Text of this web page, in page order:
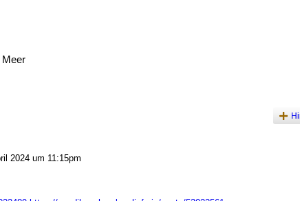
Meer
2024 um 11:15pm